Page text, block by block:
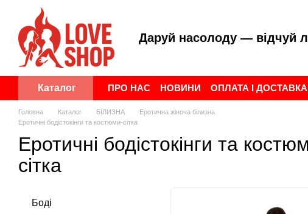
Перейти до основного контенту
Даруй насолоду — відчуй
Каталог ПРО НАС НОВИНИ ОПЛАТА І ДОСТАВКА
ПУБЛІЧНА ОФЕРТА
УГОДА
Головна Каталог БІЛИЗНА
Еротична жіноча білизна
Еротичні бодістокінги та костюми-сітка
Еротичні бодістокінги та
сітка
Боді